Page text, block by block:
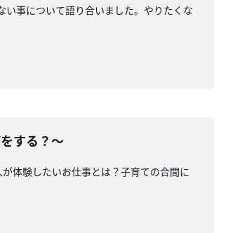
事について語り合いました。やりたくな
する？〜
体験したいお仕事とは？子育ての合間に